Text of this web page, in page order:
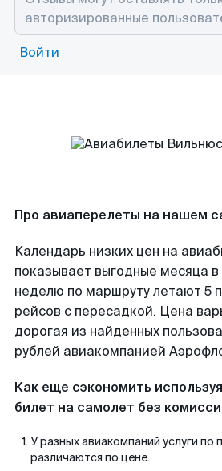
Войти
Про авиаперелеты на нашем
Календарь низких цен на
показывает выгодные месяца
неделю по маршруту летают 5
рейсов с пересадкой. Цена
дорогая из найденных
рублей авиакомпанией
Как еще сэкономить
билет на самолет без
У разных авиакомпаний услуги по
различаются по цене.